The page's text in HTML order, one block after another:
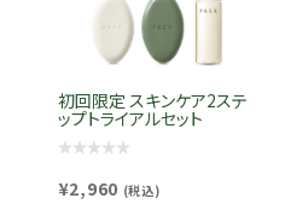
初回限定 スキンケア2ステ
ップトライアルセット
¥2,960 (税込)